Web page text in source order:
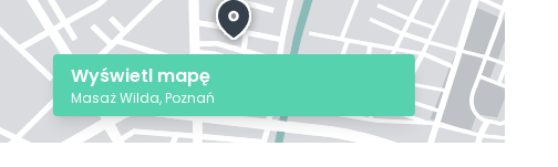
Wyświetl mapę
Masaż Wilda, Poznań